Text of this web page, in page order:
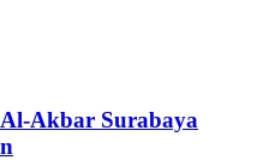
Akbar Surabaya